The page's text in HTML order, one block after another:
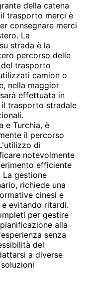
della catena
trasporto merci è
consegnare merci
La
strada è la
percorso delle
trasporto
camion o
nella maggior
effettuata in
trasporto stradale
e Turchia, è
il percorso
di
notevolmente
efficiente
gestione
richiede una
cinesi e
evitando ritardi.
per gestire
alla
senza
del
a diverse